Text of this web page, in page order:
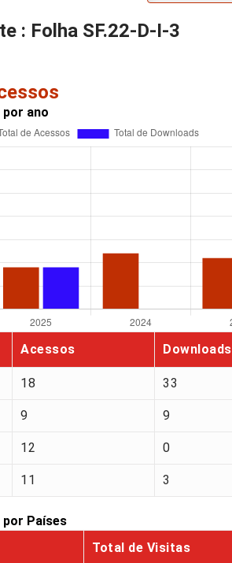
: Folha SF.22-D-I-3
por ano
Acessos Downloads
18 33
9 9
12 0
11 3
por Países
Total de Visitas